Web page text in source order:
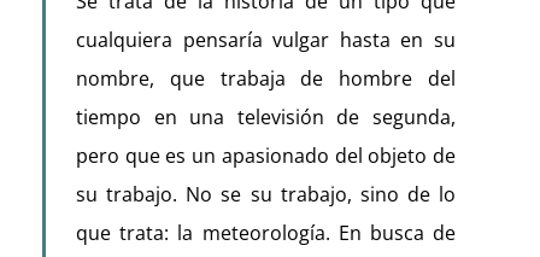
cualquiera pensaría vulgar hasta en su
nombre, que trabaja de hombre del
tiempo en una televisión de segunda,
pero que es un apasionado del objeto de
su trabajo. No se su trabajo, sino de lo
que trata: la meteorología. En busca de